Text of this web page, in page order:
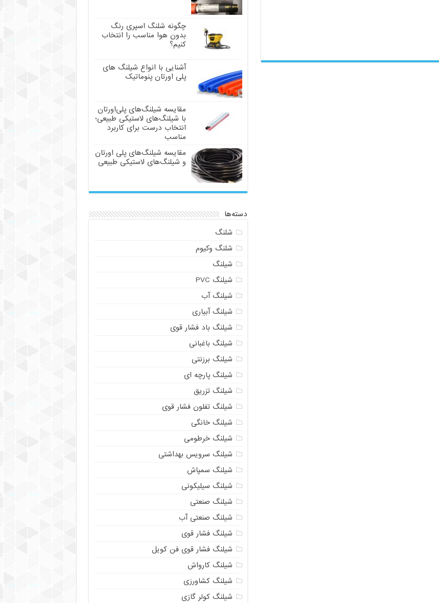
چگونه شلنگ اسپری رنگ
بدون هوا مناسب را انتخاب
کنیم؟
آشنایی با انواع شیلنگ های
پلی اورتان پنوماتیک
مقایسه شیلنگ‌های پلی‌اورتان
با شیلنگ‌های لاستیکی طبیعی؛
انتخاب درست برای کاربرد
مناسب
مقایسه شیلنگ‌های پلی اورتان
و شیلنگ‌های لاستیکی طبیعی
دسته‌ها
شلنگ
شلنگ وکیوم
شیلنگ
شیلنگ PVC
شیلنگ آب
شیلنگ آبیاری
شیلنگ باد فشار قوی
شیلنگ باغبانی
شیلنگ برزنتی
شیلنگ پارچه‌ ای
شیلنگ تزریق
شیلنگ تفلون فشار قوی
شیلنگ خانگی
شیلنگ خرطومی
شیلنگ سرویس بهداشتی
شیلنگ سمپاش
شیلنگ سیلیکونی
شیلنگ صنعتی
شیلنگ صنعتی آب
شیلنگ فشار قوی
شیلنگ فشار قوی فن کویل
شیلنگ کارواش
شیلنگ کشاورزی
شیلنگ کولر گازی